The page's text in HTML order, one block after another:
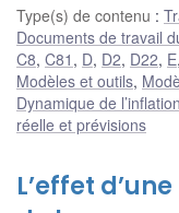
Type(s) de contenu :
Documents de travail
C8, C81 , D, D2, D22, E,
Modèles et outils,
Dynamique de
réelle et prévisions
L’effet